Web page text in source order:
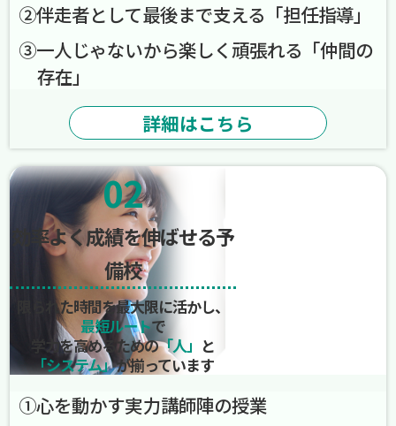
➁伴走者として最後まで支える「担任指導」
➂一人じゃないから楽しく頑張れる「仲間の
存在」
詳細はこちら
02
効率よく成績を伸ばせる予
備校
限られた時間を最大限に活かし、
最短ルートで
学力を高めるための「人」 と
「システム」が揃っています
➀心を動かす実力講師陣の授業